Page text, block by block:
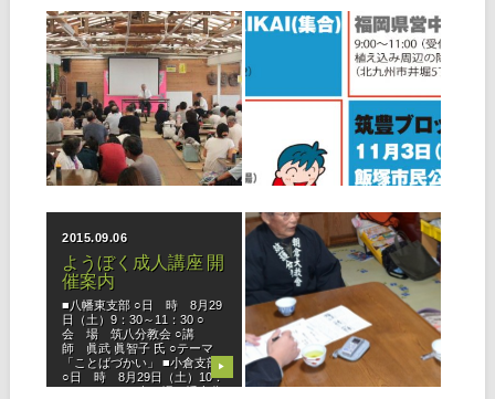
ロック少年会では、10月3日
（日）、若松区脇田海岸にて
開催し
清掃ひのきしんを行いまし
た。 事前準備として10月30日
に、
2018.10.03
時報手配りひのきし
ん者の集い（中央・
北部・南部）
◆中央ブロック ビーチハウス
内で天理時報手配りひのきし
ん者の集いが開催されまし
た。 数日前に最終の下見に行
くと、問題発生！ 明る過ぎ
れたり、天井
▶
2018.08.05
第16回ひのきしんの
2015.09.06
ようぼく成人講座 開
催案内
■八幡東支部 ○日 時 8月29
日（土）9：30～11：30 ○
会 場 筑八分教会 ○講
師 眞武 眞智子 氏 ○テーマ
「ことばづかい」 ■小倉支部
○日 時 8月29日（土）10：
00～12：00 ○会 場 幡倉分
▶
2015.02.05
天理時報手配りひの
きしん ー三井支部
ー
三井支部では、６年前から手
配りひのきしんを実施。現在
では、２つの拠点（天拝山分
教会、理乃橋分教会）で22名
のひのきしん者が活動してい